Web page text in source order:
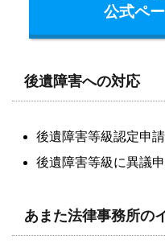
公式ペ
後遺障害への対応
後遺障害等級認定申
後遺障害等級に異議
あまた法律事務所の